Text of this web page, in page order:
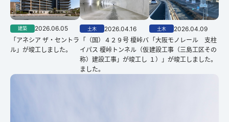
建築
2026.06.05
「アネシア ザ・セントラ
ル」が竣工しました。
土木
2026.04.16
「（国）４２９号 榎峠バ
イパス 榎峠トンネル（仮
称）建設工事」が竣工し
ました。
土木
2026.04.09
「大阪モノレール 支柱
建設工事（三島工区その
１）」が竣工しました。